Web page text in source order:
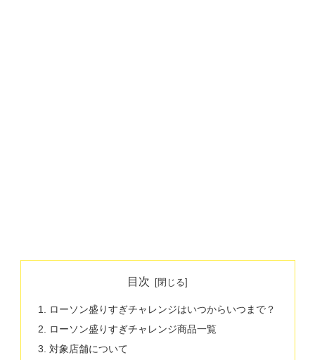
目次
ローソン盛りすぎチャレンジはいつからいつまで？
ローソン盛りすぎチャレンジ商品一覧
対象店舗について